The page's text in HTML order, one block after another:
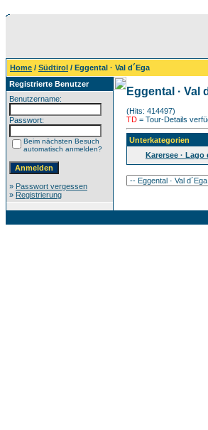
Home / Südtirol / Eggental · Val d´Ega
Registrierte Benutzer
Benutzername:
Passwort:
Beim nächsten Besuch
automatisch anmelden?
» Passwort vergessen
» Registrierung
Eggental · Val
(Hits: 414497)
TD = Tour-Details
Unterkategorien
Karersee · Lago